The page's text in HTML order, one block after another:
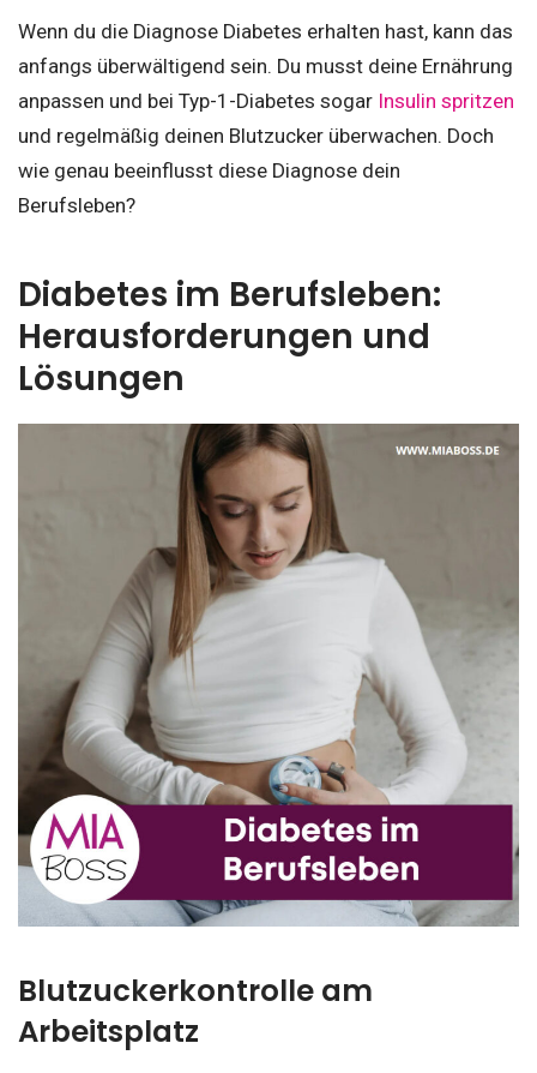
Wenn du die Diagnose Diabetes erhalten hast, kann das
anfangs überwältigend sein. Du musst deine Ernährung
anpassen und bei Typ-1-Diabetes sogar Insulin spritzen
und regelmäßig deinen Blutzucker überwachen. Doch
wie genau beeinflusst diese Diagnose dein
Berufsleben?
Diabetes im Berufsleben:
Herausforderungen und
Lösungen
Blutzuckerkontrolle am
Arbeitsplatz